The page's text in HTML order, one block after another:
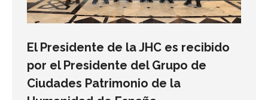
El Presidente de la JHC es recibido
por el Presidente del Grupo de
Ciudades Patrimonio de la